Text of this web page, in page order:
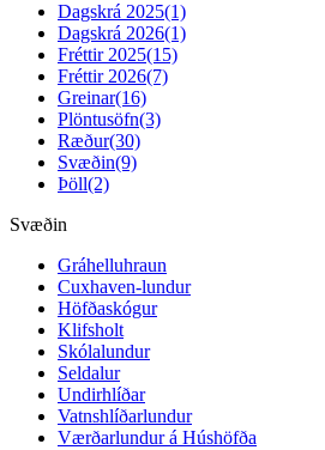
Dagskrá 2025(1)
Dagskrá 2026(1)
Fréttir 2025(15)
Fréttir 2026(7)
Greinar(16)
Plöntusöfn(3)
Ræður(30)
Svæðin(9)
Þöll(2)
Svæðin
Gráhelluhraun
Cuxhaven-lundur
Höfðaskógur
Klifsholt
Skólalundur
Seldalur
Undirhlíðar
Vatnshlíðarlundur
Værðarlundur á Húshöfða